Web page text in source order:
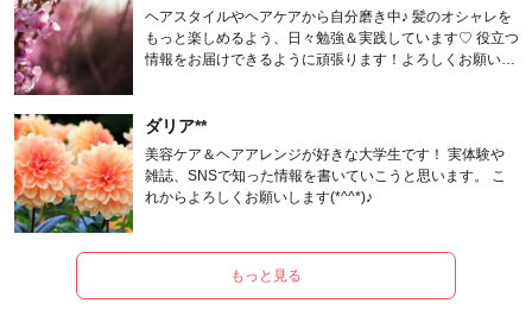
ヘアスタイルやヘアケアから自分磨き中♪ 髪のオシャレを
もっと楽しめるよう、日々勉強＆実践しています♡ 役立つ
情報をお届けできるように頑張ります！よろしくお願いし
ダリア**
美容ケア＆ヘアアレンジが好きな大学生です！ 実体験や
雑誌、SNSで知った情報を書いていこうと思います。 こ
れからよろしくお願いします(*^^*)♪
もっと見る